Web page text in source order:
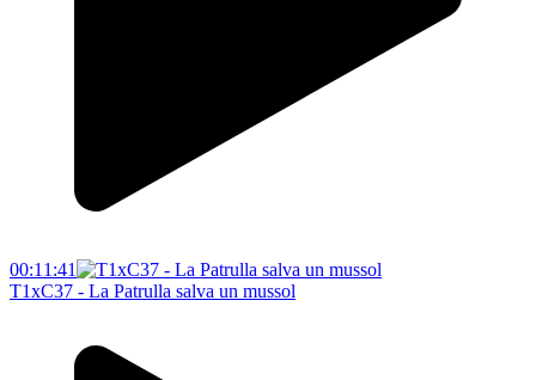
00:11:41
T1xC37 - La Patrulla salva un mussol